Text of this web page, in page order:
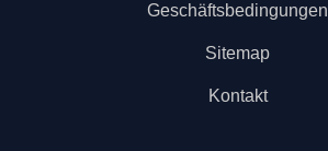
Geschäftsbedingungen
Sitemap
Kontakt